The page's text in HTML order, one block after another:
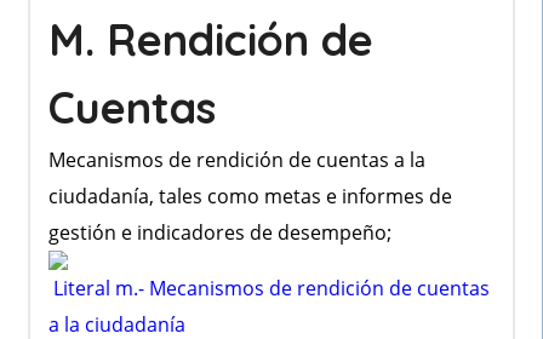
M. Rendición de
Cuentas
Mecanismos de rendición de cuentas a la
ciudadanía, tales como metas e informes de
gestión e indicadores de desempeño;
Literal m.- Mecanismos de rendición de cuentas
a la ciudadanía